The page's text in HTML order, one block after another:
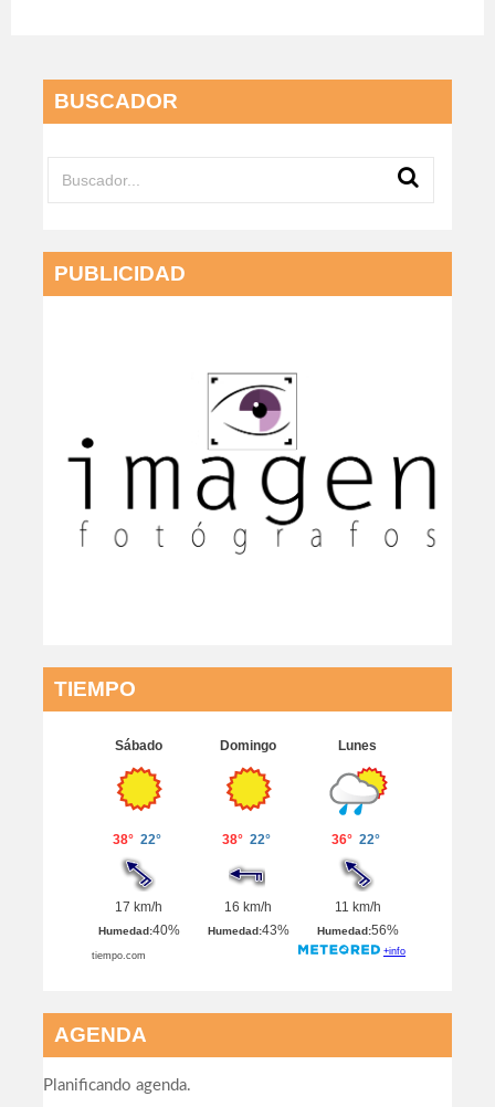
BUSCADOR
PUBLICIDAD
TIEMPO
AGENDA
Planificando agenda.